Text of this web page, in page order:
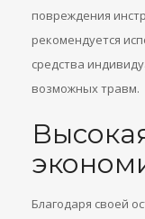
повреждения
рекомендуется
средства
возможных травм.
Благодаря своей